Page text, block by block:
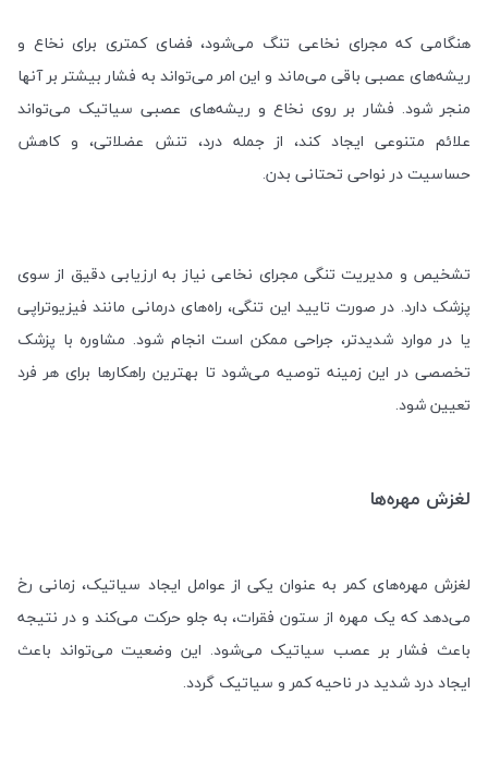
هنگامی که مجرای نخاعی تنگ می‌شود، فضای کمتری برای نخاع و
ریشه‌های عصبی باقی می‌ماند و این امر می‌تواند به فشار بیشتر بر آنها
منجر شود. فشار بر روی نخاع و ریشه‌های عصبی سیاتیک می‌تواند
علائم متنوعی ایجاد کند، از جمله درد، تنش عضلاتی، و کاهش
حساسیت در نواحی تحتانی بدن.
تشخیص و مدیریت تنگی مجرای نخاعی نیاز به ارزیابی دقیق از سوی
پزشک دارد. در صورت تایید این تنگی، راه‌های درمانی مانند فیزیوتراپی
یا در موارد شدیدتر، جراحی ممکن است انجام شود. مشاوره با پزشک
تخصصی در این زمینه توصیه می‌شود تا بهترین راهکارها برای هر فرد
تعیین شود.
لغزش مهره‌ها
لغزش مهره‌های کمر به عنوان یکی از عوامل ایجاد سیاتیک، زمانی رخ
می‌دهد که یک مهره از ستون فقرات، به جلو حرکت می‌کند و در نتیجه
باعث فشار بر عصب سیاتیک می‌شود. این وضعیت می‌تواند باعث
ایجاد درد شدید در ناحیه کمر و سیاتیک گردد.